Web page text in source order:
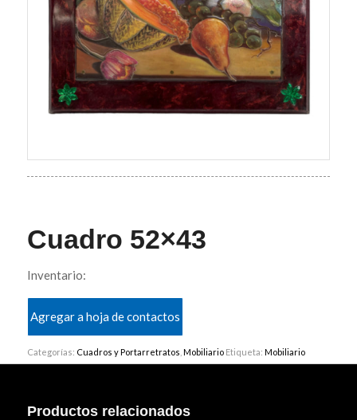
Cuadro 52×43
Inventario:
Agregar a hoja de contactos
Categorías: Cuadros y Portarretratos Mobiliario Etiqueta: Mobiliario
Productos relacionados